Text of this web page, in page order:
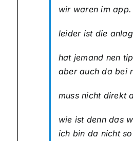
wir waren im
leider ist die
hat jemand nen
aber auch da bei
muss nicht direkt
wie ist denn das
ich bin da nicht